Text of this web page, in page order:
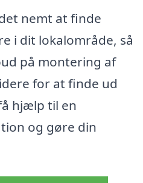
nemt at finde
i dit lokalområde, så
på montering af
for at finde ud
hjælp til en
og gøre din